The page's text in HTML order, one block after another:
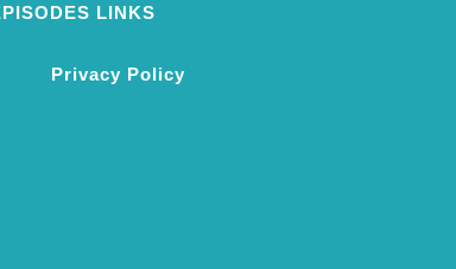
LINKS
Privacy Policy